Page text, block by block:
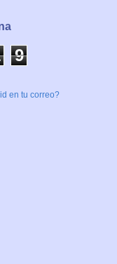
9
en tu correo?